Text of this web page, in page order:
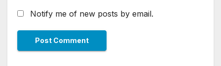
Notify me of new posts by email.